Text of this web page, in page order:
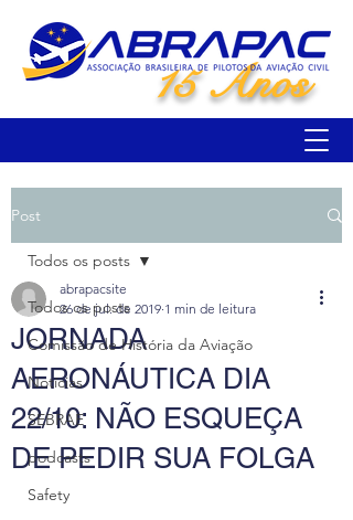
15 Anos
Post
Todos os posts
Comissão de História da Aviação
Notícias
SEBRAE
podcasts
Safety
Todos os posts
JORNADA
AERONÁUTICA DIA
22/10: NÃO ESQUEÇA
DE PEDIR SUA FOLGA
abrapacsite
26 de jul. de 2019 1 min de leitura